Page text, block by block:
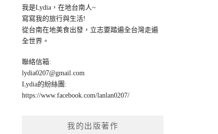
我是Lydia，在地台南人~
寫寫我的旅行與生活!
從台南在地美食出發，立志要踏遍全台灣走遍
全世界。
聯絡信箱:
lydia0207@gmail.com
Lydia的紛絲團:
https://www.facebook.com/lanlan0207/
我的出版著作